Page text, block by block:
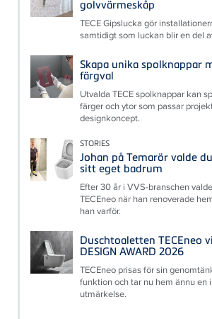
golvvärmeskåp
TECE Gipslucka gör
samtidigt som luckan blir en del
Skapa unika spolknappar
färgval
Utvalda TECE spolknappar kan
färger och ytor som passar
designkoncept.
STORIES
Johan på Temarör valde
sitt eget badrum
Efter 30 år i VVS-branschen
TECEneo när han renoverade
han varför.
Duschtoaletten TECEneo
DESIGN AWARD 2026
TECEneo prisas för sin
funktion och tar nu hem ännu en
utmärkelse.